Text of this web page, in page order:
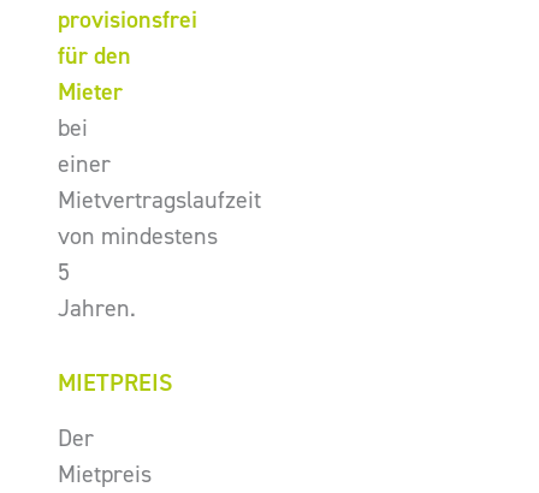
provisionsfrei
für den
Mieter
bei
einer
Mietvertragslaufzeit
von mindestens
5
Jahren.
MIETPREIS
Der
Mietpreis